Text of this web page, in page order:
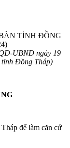
TỈNH ĐỒNG
UBND ngày 19
tỉnh Đồng Tháp)
để làm căn cứ